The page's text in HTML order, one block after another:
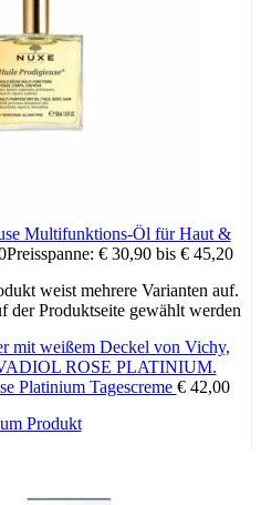
Multifunktions-Öl für Haut &
Preisspanne: € 30,90 bis € 45,20
weist mehrere Varianten auf.
der Produktseite gewählt werden
Platinium Tagescreme €42,00
Produkt